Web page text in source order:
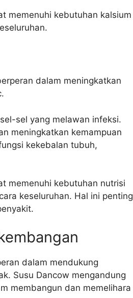
memenuhi kebutuhan kalsium
dalam meningkatkan
sel yang melawan infeksi.
meningkatkan kemampuan
kekebalan tubuh,
memenuhi kebutuhan nutrisi
keseluruhan. Hal ini penting
dalam mendukung
Susu Dancow mengandung
membangun dan memelihara